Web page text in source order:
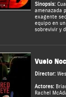
Sinopsis:
amenazada
exagente
equipo en
sobrevivir y
Vuelo
Director:
Actores:
Rachel